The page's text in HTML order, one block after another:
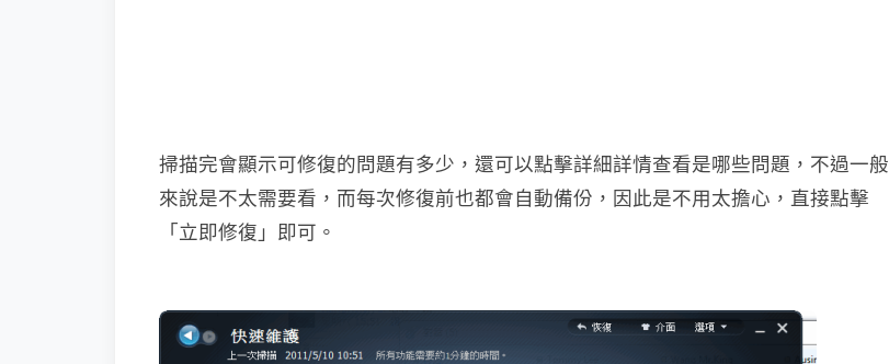
掃描完會顯示可修復的問題有多少，還可以點擊詳細詳情查看是哪些問題，不過一般
來說是不太需要看，而每次修復前也都會自動備份，因此是不用太擔心，直接點擊
「立即修復」即可。